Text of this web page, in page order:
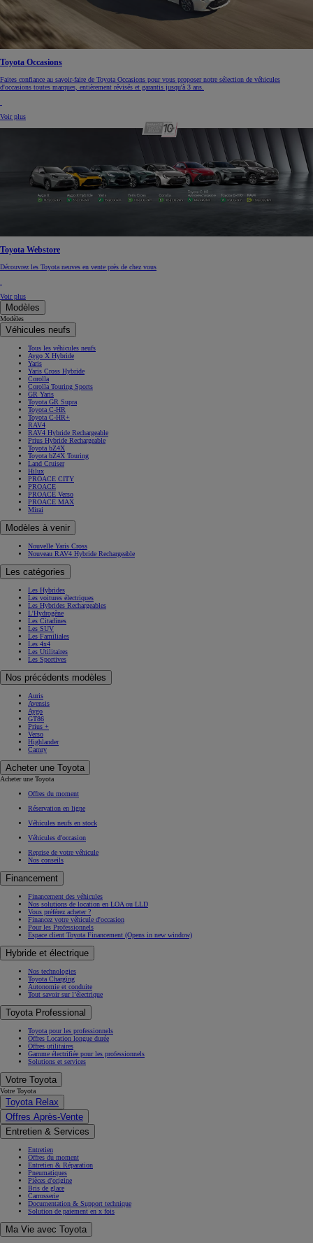
Toyota Occasions
Faites confiance au savoir-faire de Toyota Occasions pour vous proposer notre sélection de véhicules
d'occasions toutes marques, entièrement révisés et garantis jusqu'à 3 ans.
Voir plus
Toyota Webstore
Découvrez les Toyota neuves en vente près de chez vous
Voir plus
Modèles
Modèles
Véhicules neufs
Tous les véhicules neufs
Aygo X Hybride
Yaris
Yaris Cross Hybride
Corolla
Corolla Touring Sports
GR Yaris
Toyota GR Supra
Toyota C-HR
Toyota C-HR+
RAV4
RAV4 Hybride Rechargeable
Prius Hybride Rechargeable
Toyota bZ4X
Toyota bZ4X Touring
Land Cruiser
Hilux
PROACE CITY
PROACE
PROACE Verso
PROACE MAX
Mirai
Modèles à venir
Nouvelle Yaris Cross
Nouveau RAV4 Hybride Rechargeable
Les catégories
Les Hybrides
Les voitures électriques
Les Hybrides Rechargeables
L'Hydrogène
Les Citadines
Les SUV
Les Familiales
Les 4x4
Les Utilitaires
Les Sportives
Nos précédents modèles
Auris
Avensis
Aygo
GT86
Prius +
Verso
Highlander
Camry
Acheter une Toyota
Acheter une Toyota
Offres du moment
Réservation en ligne
Véhicules neufs en stock
Véhicules d'occasion
Reprise de votre véhicule
Nos conseils
Financement
Financement des véhicules
Nos solutions de location en LOA ou LLD
Vous préférez acheter ?
Financez votre véhicule d'occasion
Pour les Professionnels
Espace client Toyota Financement (Opens in new window)
Hybride et électrique
Nos technologies
Toyota Charging
Autonomie et conduite
Tout savoir sur l’électrique
Toyota Professional
Toyota pour les professionnels
Offres Location longue durée
Offres utilitaires
Gamme électrifiée pour les professionnels
Solutions et services
Votre Toyota
Votre Toyota
Toyota Relax
Offres Après-Vente
Entretien & Services
Entretien
Offres du moment
Entretien & Réparation
Pneumatiques
Pièces d'origine
Bris de glace
Carrosserie
Documentation & Support technique
Solution de paiement en x fois
Ma Vie avec Toyota